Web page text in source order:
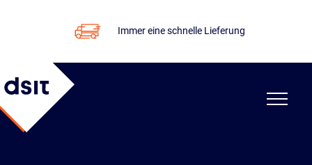
Immer eine schnelle Lieferung